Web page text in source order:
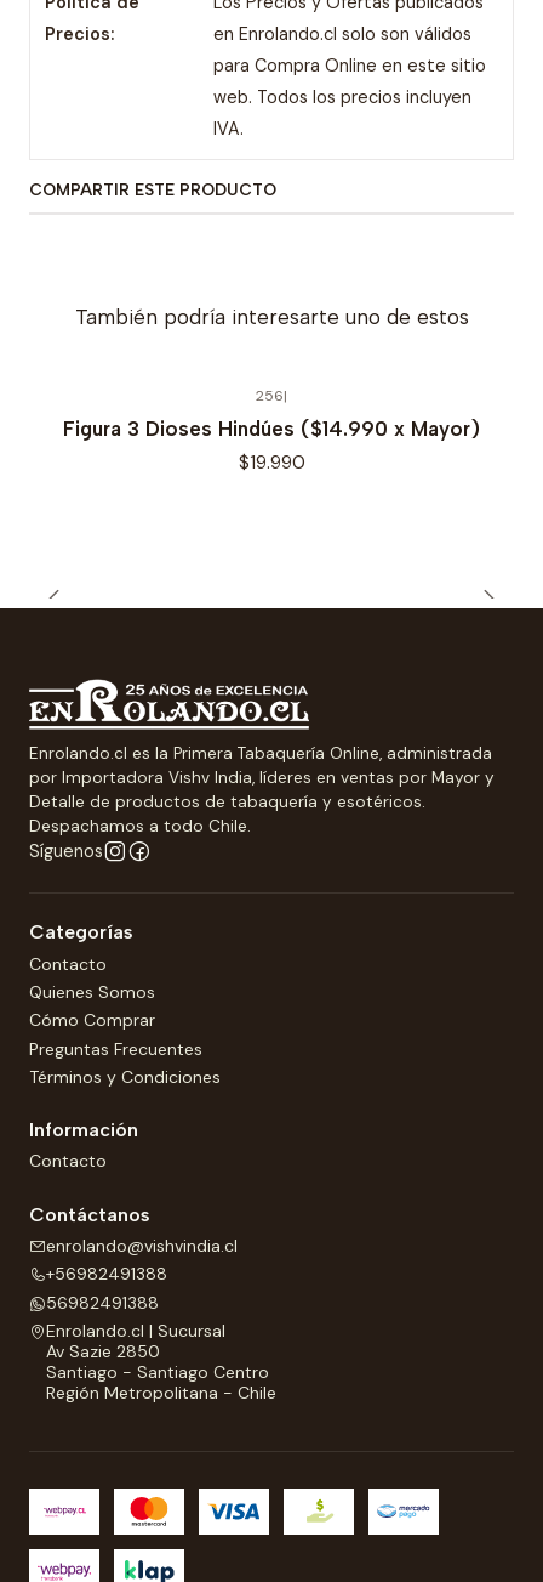
Precios:
en Enrolando.cl solo son válidos
para Compra Online en este sitio
web. Todos los precios incluyen
IVA.
COMPARTIR ESTE PRODUCTO
También podría interesarte uno de estos
256|
Figura 3 Dioses Hindúes ($14.990 x Mayor)
$19.990
Enrolando.cl es la Primera Tabaquería Online, administrada
por Importadora Vishv India, líderes en ventas por Mayor y
Detalle de productos de tabaquería y esotéricos.
Despachamos a todo Chile.
Síguenos
Categorías
Contacto
Quienes Somos
Cómo Comprar
Preguntas Frecuentes
Términos y Condiciones
Información
Contacto
Contáctanos
enrolando@vishvindia.cl
+56982491388
56982491388
Enrolando.cl | Sucursal
Av Sazie 2850
Santiago - Santiago Centro
Región Metropolitana - Chile